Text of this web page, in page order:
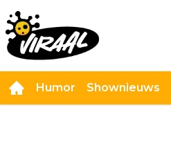
Humor Shownieuws